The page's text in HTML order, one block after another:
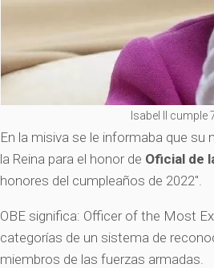
Isabel II cumple
En la misiva se le informaba que
la Reina para el honor de Oficial de
honores del cumpleaños de 2022″.
OBE significa: Officer of the Most
categorías de un sistema de
miembros de las fuerzas armadas.